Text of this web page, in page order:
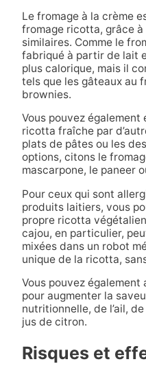
Le fromage à la crème
fromage ricotta, grâce
similaires. Comme le
fabriqué à partir de lait
plus calorique, mais il
tels que les gâteaux au
brownies.
Vous pouvez
ricotta fraîche par
plats de pâtes ou les
options, citons le
mascarpone, le paneer
Pour ceux qui sont
produits laitiers, vous
propre ricotta
cajou, en particulier,
mixées dans un robot
unique de la ricotta,
Vous pouvez également
pour augmenter la
nutritionnelle, de l’ail,
jus de citron.
Risques et